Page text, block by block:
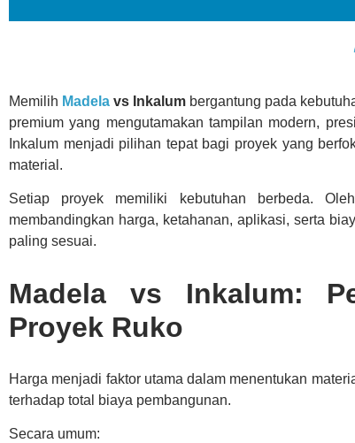
Memilih Madela vs Inkalum bergantung pada
premium yang mengutamakan tampilan modern,
Inkalum menjadi pilihan tepat bagi proyek yang
material.
Setiap proyek memiliki kebutuhan berbeda.
membandingkan harga, ketahanan, aplikasi, serta
paling sesuai.
Madela vs Inkalum:
Proyek Ruko
Harga menjadi faktor utama dalam menentukan
terhadap total biaya pembangunan.
Secara umum: